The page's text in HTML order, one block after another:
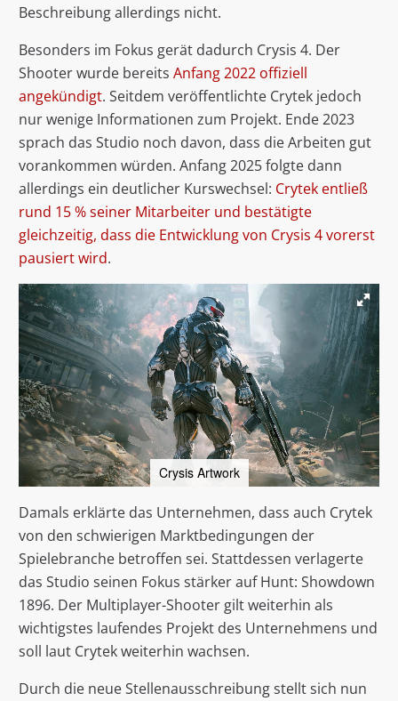
Beschreibung allerdings nicht.
Besonders im Fokus gerät dadurch Crysis 4. Der
Shooter wurde bereits Anfang 2022 offiziell
angekündigt. Seitdem veröffentlichte Crytek jedoch
nur wenige Informationen zum Projekt. Ende 2023
sprach das Studio noch davon, dass die Arbeiten gut
vorankommen würden. Anfang 2025 folgte dann
allerdings ein deutlicher Kurswechsel: Crytek entließ
rund 15 % seiner Mitarbeiter und bestätigte
gleichzeitig, dass die Entwicklung von Crysis 4 vorerst
pausiert wird.
Crysis Artwork
Damals erklärte das Unternehmen, dass auch Crytek
von den schwierigen Marktbedingungen der
Spielebranche betroffen sei. Stattdessen verlagerte
das Studio seinen Fokus stärker auf Hunt: Showdown
1896. Der Multiplayer-Shooter gilt weiterhin als
wichtigstes laufendes Projekt des Unternehmens und
soll laut Crytek weiterhin wachsen.
Durch die neue Stellenausschreibung stellt sich nun